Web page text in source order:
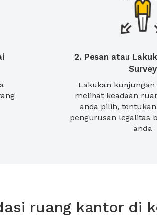
2. Pesan atau
Survey
Lakukan
melihat keadaan
anda pilih,
pengurusan legalitas
anda
ruang kantor di